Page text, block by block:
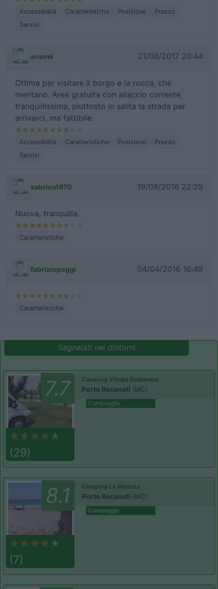
Accessibilità Caratteristiche Posizione
Prezzo
Servizi
ariavel 21/08/2017 20:44
Ottima per visitare il borgo e la rocca, che
meritano. Area gratuita con allaccio corrente,
tranquillissima, piuttosto in salita la strada per
arrivarci, ma fattibile.
Accessibilità Caratteristiche Posizione
Prezzo
Servizi
sabrina1970 19/08/2016 22:29
Nuova, tranquilla.
Caratteristiche
fabriziopoggi 04/04/2016 16:49
Caratteristiche
Segnalati nei dintorni
7.7
(29)
Camping Village Bellamare
Porto Recanati (MC)
Campeggio
8.1
(7)
Camping La Medusa
Porto Recanati (MC)
Campeggio